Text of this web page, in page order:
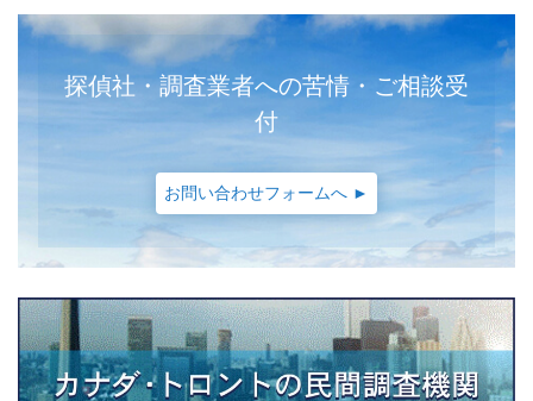
探偵社・調査業者への苦情・ご相談受
付
お問い合わせフォームへ ►